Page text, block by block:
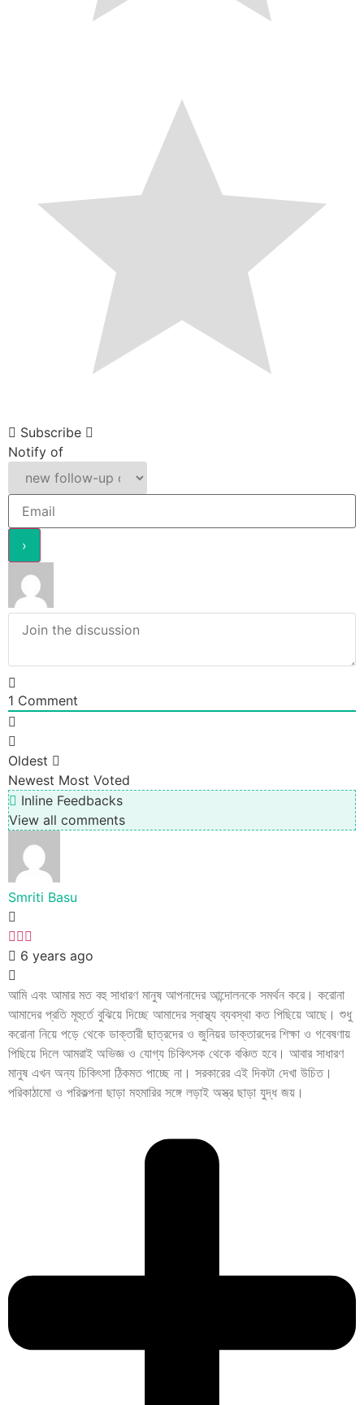
Subscribe
Notify of
1 Comment
Oldest
Newest Most Voted
Inline Feedbacks
View all comments
Smriti Basu
6 years ago
আমি এবং আমার মত বহু সাধারণ মানুষ আপনাদের আন্দোলনকে সমর্থন করে। করোনা
আমাদের প্রতি মূহুর্তে বুঝিয়ে দিচ্ছে আমাদের স্বাস্থ্য ব্যবস্থা কত পিছিয়ে আছে। শুধু
করোনা নিয়ে পড়ে থেকে ডাক্তারী ছাত্রদের ও জুনিয়র ডাক্তারদের শিক্ষা ও গবেষণায়
পিছিয়ে দিলে আমরাই অভিজ্ঞ ও যোগ্য চিকিৎসক থেকে বঞ্চিত হবে। আবার সাধারণ
মানুষ এখন অন্য চিকিৎসা ঠিকমত পাচ্ছে না। সরকারের এই দিকটা দেখা উচিত।
পরিকাঠামো ও পরিকল্পনা ছাড়া মহমারির সঙ্গে লড়াই অস্ত্র ছাড়া যুদ্ধ জয়।